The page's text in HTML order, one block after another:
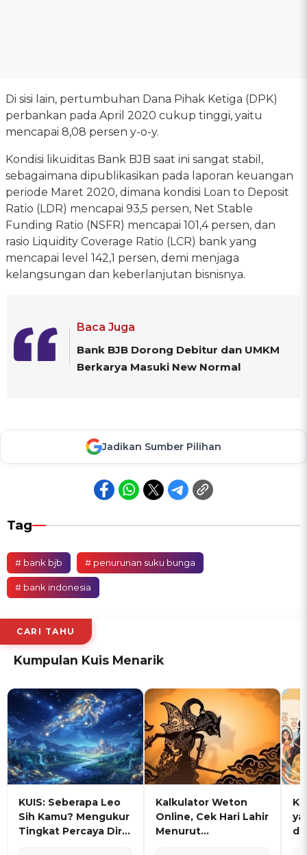
Di sisi lain, pertumbuhan Dana Pihak Ketiga (DPK)
perbankan pada April 2020 cukup tinggi, yaitu
mencapai 8,08 persen y-o-y.
Kondisi likuiditas Bank BJB saat ini sangat stabil,
sebagaimana dipublikasikan pada laporan keuangan
periode Maret 2020, dimana kondisi Loan to Deposit
Ratio (LDR) mencapai 93,5 persen, Net Stable
Funding Ratio (NSFR) mencapai 101,4 persen, dan
rasio Liquidity Coverage Ratio (LCR) bank yang
mencapai level 142,1 persen, demi menjaga
kelangsungan dan keberlanjutan bisnisnya.
Baca Juga
Bank BJB Dorong Debitur dan UMKM
Berkarya Masuki New Normal
Jadikan Sumber Pilihan
Tag
# bank bjb # penurunan suku bunga
# bank indonesia
CARI TAHU
Kumpulan Kuis Menarik
KUIS: Seberapa Leo
Sih Kamu? Mengukur
Tingkat Percaya Diri
Kalkulator Weton
Online, Cek Hari Lahir
Menurut